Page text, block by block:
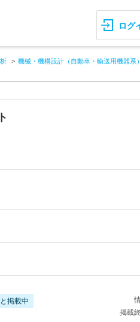
ログ
機械・機構設計（自動車・輸送用機器系）
掲載中
掲載